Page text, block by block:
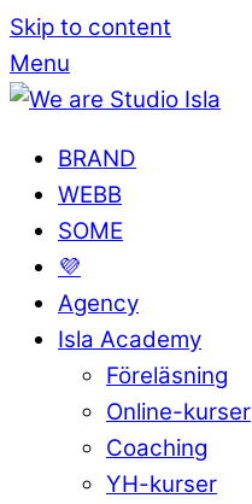
Skip to content
Menu
BRAND
WEBB
SOME
💜
Agency
Isla Academy
Föreläsning
Online-kurser
Coaching
YH-kurser